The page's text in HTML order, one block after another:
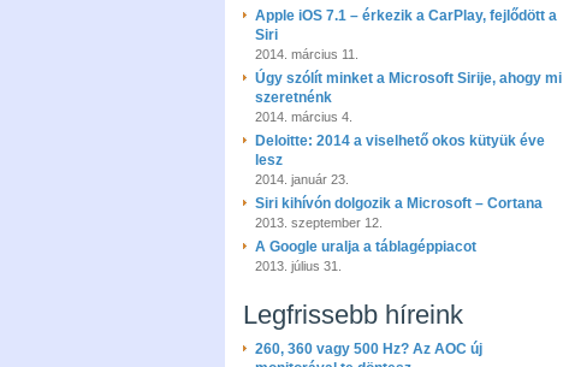
Apple iOS 7.1 – érkezik a CarPlay, fejlődött a
Siri
2014. március 11.
Úgy szólít minket a Microsoft Sirije, ahogy mi
szeretnénk
2014. március 4.
Deloitte: 2014 a viselhető okos kütyük éve
lesz
2014. január 23.
Siri kihívón dolgozik a Microsoft – Cortana
2013. szeptember 12.
A Google uralja a táblagéppiacot
2013. július 31.
Legfrissebb híreink
260, 360 vagy 500 Hz? Az AOC új